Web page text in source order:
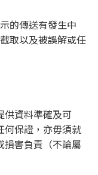
的傳送有發生中
取以及被誤解或任
供資料準確及可
何保證，亦毋須就
損害負責（不論屬